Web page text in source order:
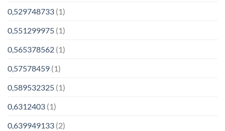
0,529748733 (1)
0,551299975 (1)
0,565378562 (1)
0,57578459 (1)
0,589532325 (1)
0,6312403 (1)
0,639949133 (2)